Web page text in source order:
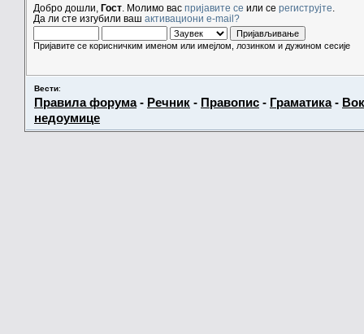
Добро дошли, Гост . Молимо вас пријавите се или се региструјте
Да ли сте изгубили ваш активациони e-mail?
Пријавите се корисничким именом или имејлом, лозинком и дужином сесије
Вести:
Правила форума- Речник - Правопис - Граматика-
недоумице